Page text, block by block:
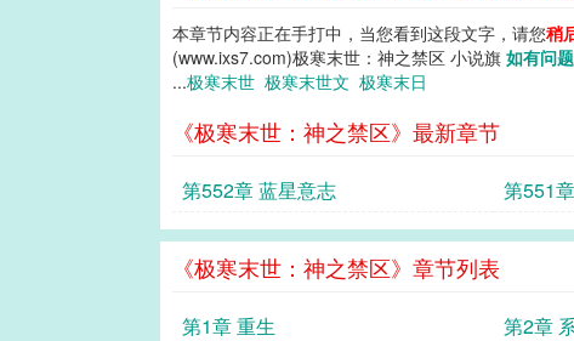
本章节内容正在手打中，当您看到这段文字，请您稍
(www.ixs7.com)极寒末世：神之禁区 小说旗 如有问
...极寒末世 极寒末世文 极寒末日
《极寒末世：神之禁区》最新章节
第552章 蓝星意志 第551
《极寒末世：神之禁区》章节列表
第1章 重生 第2章